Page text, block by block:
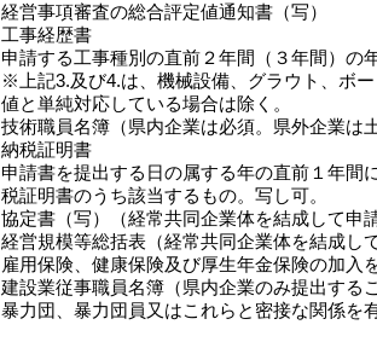
経営事項審査の総合評定値通知書（写）
工事経歴書
申請する工事種別の直前２年間（３年間）の
※上記3.及び4.は、機械設備、グラウト、ボ
値と単純対応している場合は除く。
技術職員名簿（県内企業は必須。県外企業は
納税証明書
申請書を提出する日の属する年の直前１年間
税証明書のうち該当するもの。写し可。
協定書（写）（経常共同企業体を結成して申
経営規模等総括表（経常共同企業体を結成し
雇用保険、健康保険及び厚生年金保険の加入
建設業従事職員名簿（県内企業のみ提出するこ
暴力団、暴力団員又はこれらと密接な関係を